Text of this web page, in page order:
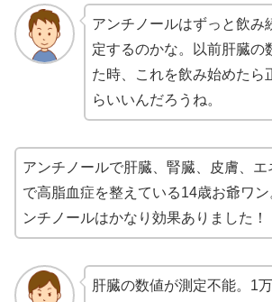
アンチノールはずっと飲み
定するのかな。以前肝臓の
た時、これを飲み始めたら
らいいんだろうね。
アンチノールで肝臓、腎臓、皮膚、エ
で高脂血症を整えている14歳お爺ワン
ンチノールはかなり効果ありました！
肝臓の数値が測定不能。1